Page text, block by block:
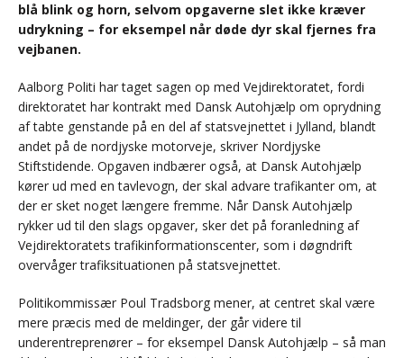
blå blink og horn, selvom opgaverne slet ikke kræver
udrykning – for eksempel når døde dyr skal fjernes fra
vejbanen.
Aalborg Politi har taget sagen op med Vejdirektoratet, fordi
direktoratet har kontrakt med Dansk Autohjælp om oprydning
af tabte genstande på en del af statsvejnettet i Jylland, blandt
andet på de nordjyske motorveje, skriver Nordjyske
Stiftstidende. Opgaven indbærer også, at Dansk Autohjælp
kører ud med en tavlevogn, der skal advare trafikanter om, at
der er sket noget længere fremme. Når Dansk Autohjælp
rykker ud til den slags opgaver, sker det på foranledning af
Vejdirektoratets trafikinformationscenter, som i døgndrift
overvåger trafiksituationen på statsvejnettet.
Politikommissær Poul Tradsborg mener, at centret skal være
mere præcis med de meldinger, der går videre til
underentreprenører – for eksempel Dansk Autohjælp – så man